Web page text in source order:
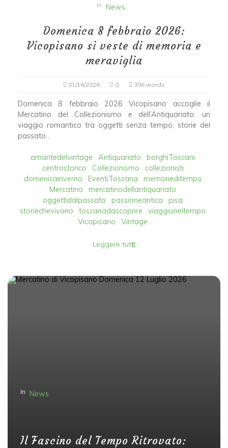
In News
Domenica 8 febbraio 2026:
Vicopisano si veste di memoria e
meraviglia
01/16/2026 0 306 words
Domenica 8 febbraio 2026 Vicopisano accoglie il
Mercatino del Collezionismo e dell’Antiquariato: un
viaggio romantico tra oggetti senza tempo, storie del
passato...
amantedelvintage Antiquariato
borghiToscani
centrostorico
Collezionismo
collezionisti
domenicainverno
EventiToscana
memorieditempo
Mercatino
mercatinodellantiquariato
oggettidalpassato
passioneantica
pisa
storiechevivono
toscanadascoprire
viaggioneltempo
Vicopisano
Vintage
Leggere tutti
In News
Il Fascino del Tempo Ritrovato: